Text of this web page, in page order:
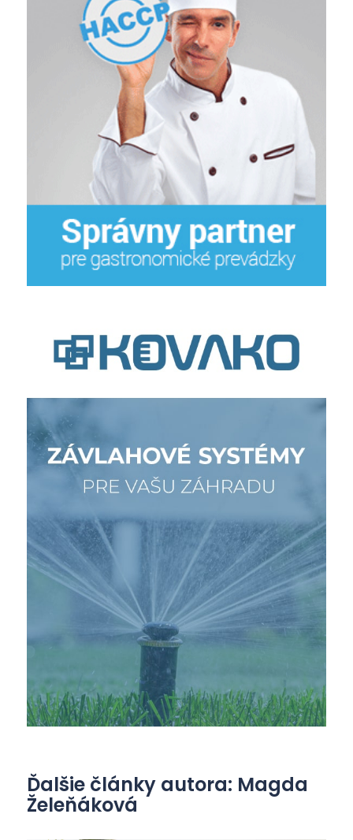
Ďalšie články autora: Magda
Želeňáková